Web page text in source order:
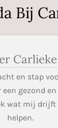
Bij
Carlieke
en stap
gezond
wat mij
helpen.